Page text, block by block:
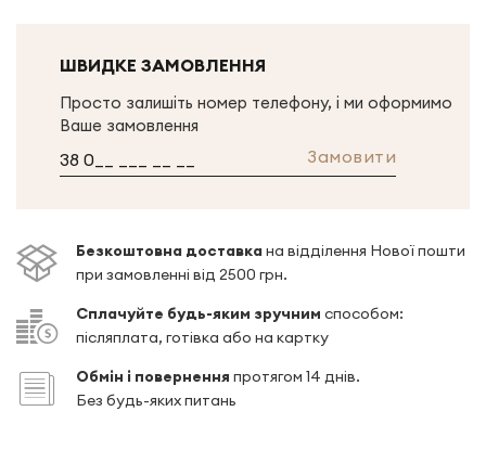
ШВИДКЕ ЗАМОВЛЕННЯ
Просто залишіть номер телефону, і ми оформимо
Ваше замовлення
Замовити
Безкоштовна доставкана відділення Нової пошти
при замовленні від 2500 грн.
Сплачуйте будь-яким зручним способом:
післяплата, готівка або на картку
Обмін і повернення протягом 14 днів.
Без будь-яких питань